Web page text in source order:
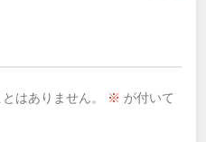
はありません。 ※ が付いて